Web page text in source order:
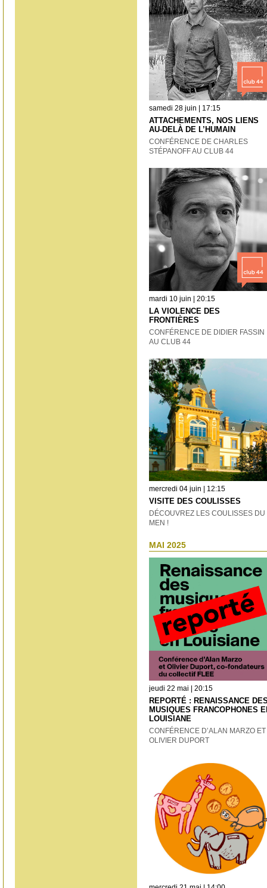
samedi 28 juin | 17:15
ATTACHEMENTS, NOS LIENS
AU-DELÀ DE L’HUMAIN
CONFÉRENCE DE CHARLES
STÉPANOFF AU CLUB 44
mardi 10 juin | 20:15
LA VIOLENCE DES
FRONTIÈRES
CONFÉRENCE DE DIDIER FASSIN
AU CLUB 44
mercredi 04 juin | 12:15
VISITE DES COULISSES
DÉCOUVREZ LES COULISSES DU
MEN !
MAI 2025
jeudi 22 mai | 20:15
REPORTÉ : RENAISSANCE
MUSIQUES FRANCOPHONES
LOUISIANE
CONFÉRENCE D’ALAN MARZO ET
OLIVIER DUPORT